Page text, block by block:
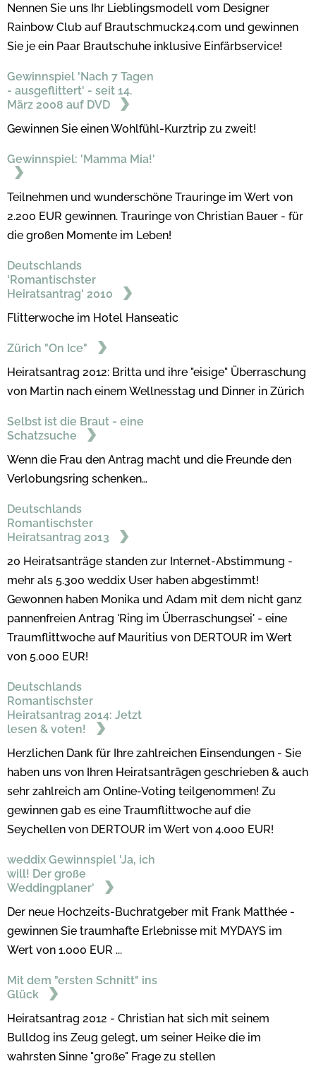
Nennen Sie uns Ihr Lieblingsmodell vom Designer
Rainbow Club auf Brautschmuck24.com und gewinnen
Sie je ein Paar Brautschuhe inklusive Einfärbservice!
Gewinnspiel 'Nach 7 Tagen
- ausgeflittert' - seit 14.
März 2008 auf DVD
Gewinnen Sie einen Wohlfühl-Kurztrip zu zweit!
Gewinnspiel: 'Mamma Mia!'
Teilnehmen und wunderschöne Trauringe im Wert von
2.200 EUR gewinnen. Trauringe von Christian Bauer - für
die großen Momente im Leben!
Deutschlands
'Romantischster
Heiratsantrag' 2010
Flitterwoche im Hotel Hanseatic
Zürich "On Ice"
Heiratsantrag 2012: Britta und ihre "eisige" Überraschung
von Martin nach einem Wellnesstag und Dinner in Zürich
Selbst ist die Braut - eine
Schatzsuche
Wenn die Frau den Antrag macht und die Freunde den
Verlobungsring schenken…
Deutschlands
Romantischster
Heiratsantrag 2013
20 Heiratsanträge standen zur Internet-Abstimmung -
mehr als 5.300 weddix User haben abgestimmt!
Gewonnen haben Monika und Adam mit dem nicht ganz
pannenfreien Antrag 'Ring im Überraschungsei' - eine
Traumflittwoche auf Mauritius von DERTOUR im Wert
von 5.000 EUR!
Deutschlands
Romantischster
Heiratsantrag 2014: Jetzt
lesen & voten!
Herzlichen Dank für Ihre zahlreichen Einsendungen - Sie
haben uns von Ihren Heiratsanträgen geschrieben & auch
sehr zahlreich am Online-Voting teilgenommen! Zu
gewinnen gab es eine Traumflittwoche auf die
Seychellen von DERTOUR im Wert von 4.000 EUR!
weddix Gewinnspiel 'Ja, ich
will! Der große
Weddingplaner'
Der neue Hochzeits-Buchratgeber mit Frank Matthée -
gewinnen Sie traumhafte Erlebnisse mit MYDAYS im
Wert von 1.000 EUR ...
Mit dem "ersten Schnitt" ins
Glück
Heiratsantrag 2012 - Christian hat sich mit seinem
Bulldog ins Zeug gelegt, um seiner Heike die im
wahrsten Sinne "große" Frage zu stellen